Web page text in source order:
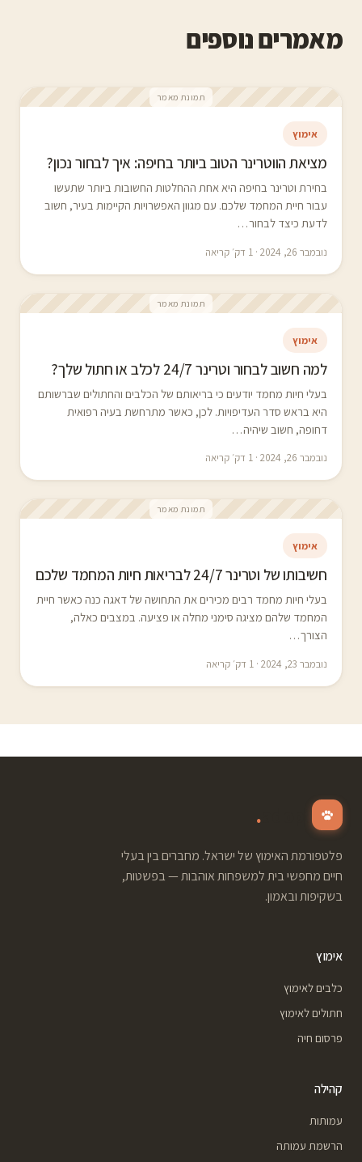
מאמרים נוספים
תמונת מאמר
אימוץ
מציאת הווטרינר הטוב ביותר בחיפה: איך לבחור נכון?
בחירת וטרינר בחיפה היא אחת ההחלטות החשובות ביותר שתעשו
עבור חיית המחמד שלכם. עם מגוון האפשרויות הקיימות בעיר, חשוב
לדעת כיצד לבחור…
נובמבר 26, 2024 · 1 דק׳ קריאה
תמונת מאמר
אימוץ
למה חשוב לבחור וטרינר 24/7 לכלב או חתול שלך?
בעלי חיות מחמד יודעים כי בריאותם של הכלבים והחתולים שברשותם
היא בראש סדר העדיפויות. לכן, כאשר מתרחשת בעיה רפואית
דחופה, חשוב שיהיה…
נובמבר 26, 2024 · 1 דק׳ קריאה
תמונת מאמר
אימוץ
חשיבותו של וטרינר 24/7 לבריאות חיות המחמד שלכם
בעלי חיות מחמד רבים מכירים את התחושה של דאגה כנה כאשר חיית
המחמד שלהם מציגה סימני מחלה או פציעה. במצבים כאלה,
הצורך…
נובמבר 23, 2024 · 1 דק׳ קריאה
.
פלטפורמת האימוץ של ישראל. מחברים בין בעלי
חיים מחפשי בית למשפחות אוהבות — בפשטות,
בשקיפות ובאמון.
אימוץ
כלבים לאימוץ
חתולים לאימוץ
פרסום חיה
קהילה
עמותות
הרשמת עמותה